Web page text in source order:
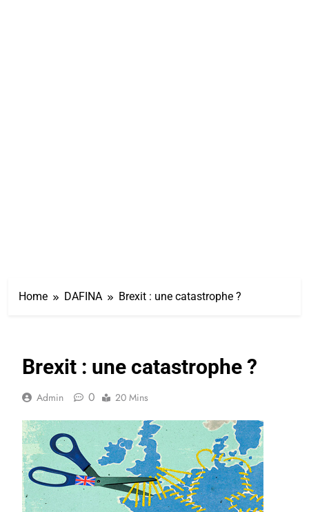
Home DAFINA Brexit : une catastrophe ?
Brexit : une catastrophe ?
Admin 0 20 Mins